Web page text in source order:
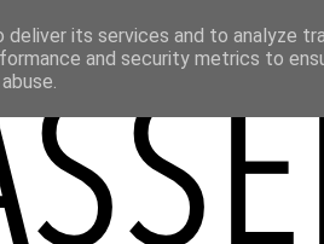
its services and to analyze
and security metrics to